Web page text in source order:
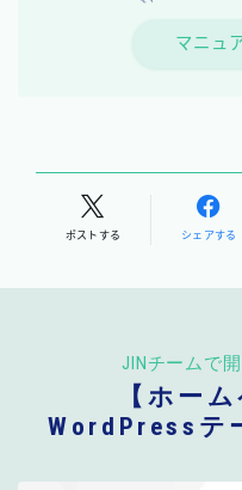
マニュ
ポストする シェアする
JINチームで
【ホー
WordPressテ